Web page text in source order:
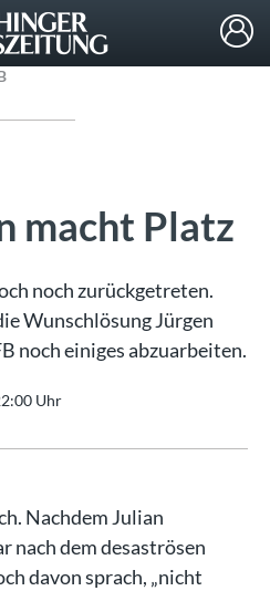
macht Platz
noch zurückgetreten.
Wunschlösung Jürgen
noch einiges abzuarbeiten.
Uhr
Nachdem Julian
nach dem desaströsen
davon sprach, „nicht